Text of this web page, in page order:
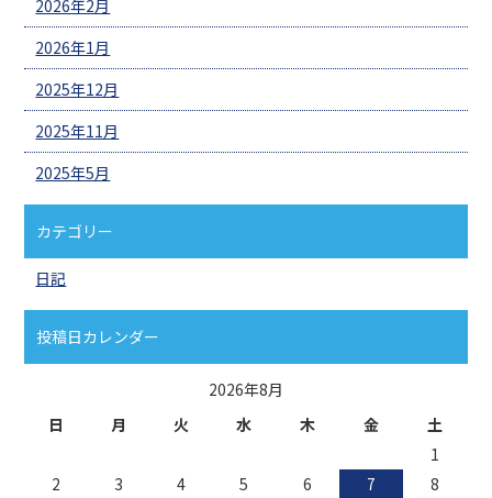
2026年2月
2026年1月
2025年12月
2025年11月
2025年5月
カテゴリー
日記
投稿日カレンダー
2026年8月
日
月 火 水 木 金
土
1
2
3 4 5 6 7 8